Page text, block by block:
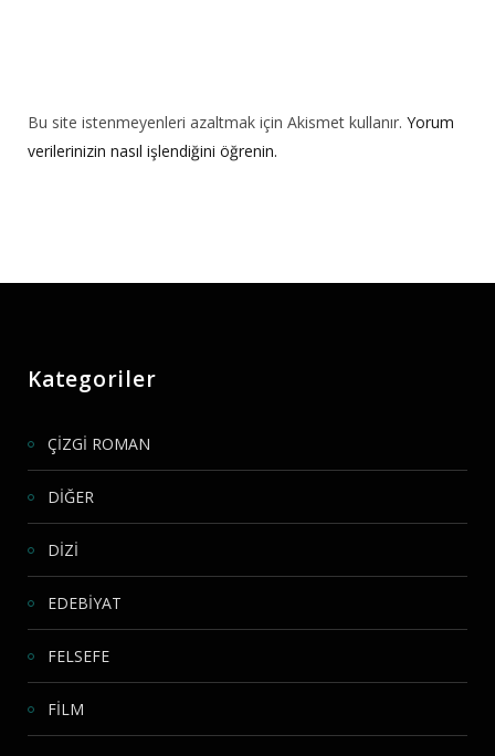
Bu site istenmeyenleri azaltmak için Akismet kullanır. Yorum
verilerinizin nasıl işlendiğini öğrenin.
Kategoriler
ÇİZGİ ROMAN
DİĞER
DİZİ
EDEBİYAT
FELSEFE
FİLM